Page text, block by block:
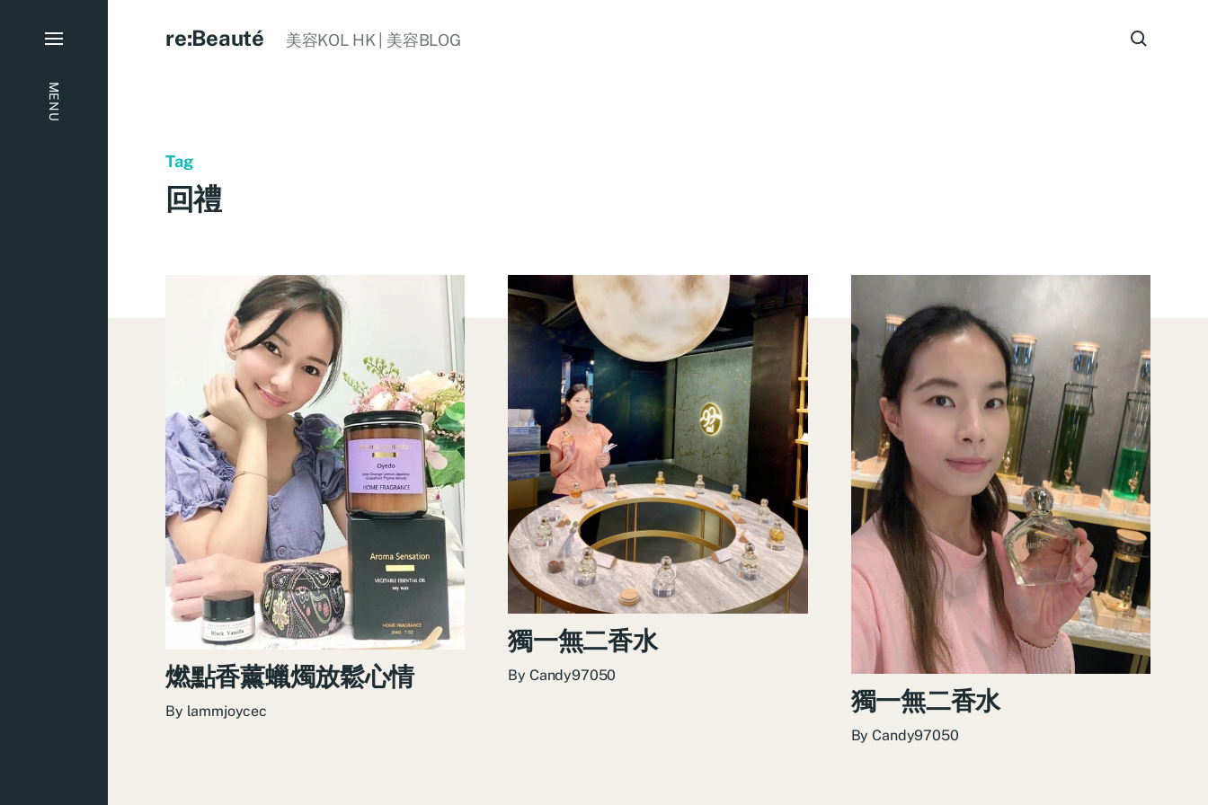
MENU
re:Beauté 美容KOL HK | 美容BLOG
Tag
回禮
燃點香薰蠟燭放鬆心情
By lammjoycec
獨一無二香水
By Candy97050
獨一無二香水
ByCandy97050